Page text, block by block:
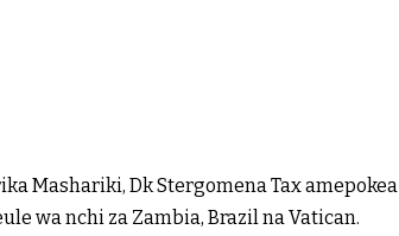
Mashariki, Dk Stergomena Tax amepokea
wa nchi za Zambia, Brazil na Vatican.